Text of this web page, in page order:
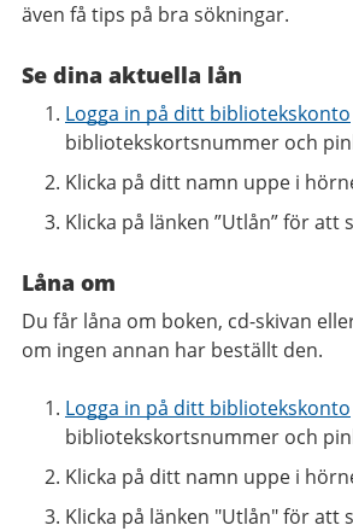
även få tips på bra sökningar.
Se dina aktuella lån
Logga in på ditt bibliotekskonto
bibliotekskortsnummer och
Klicka på ditt namn uppe i
Klicka på länken ”Utlån” för att
Låna om
Du får låna om boken, cd-skivan
om ingen annan har beställt den.
Logga in på ditt bibliotekskonto
bibliotekskortsnummer och
Klicka på ditt namn uppe i
Klicka på länken "Utlån" för att